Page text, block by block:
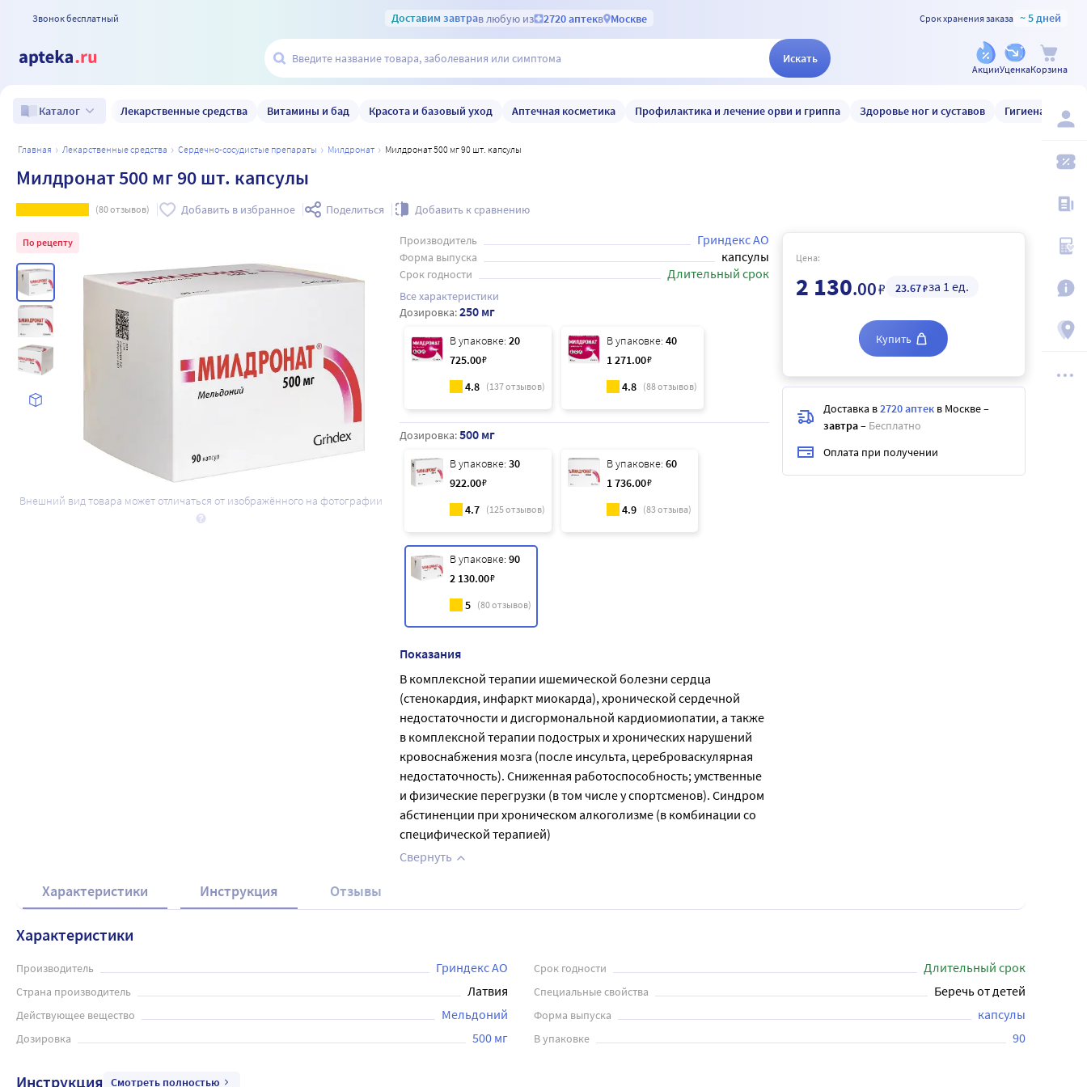
Звонок бесплатный Доставим завтрав любую из 2720 аптекв Москве Срок хранения заказа ~ 5 дней
Искать
АкцииУценкаКорзина
Каталог Лекарственные средства Витамины и бад Красота и базовый уход Аптечная косметика Профилактика и лечение орви и гриппа Здоровье ног и суставов Гигиена и уход
главная лекарственные средства сердечно-сосудистые препараты милдронат Милдронат 500 мг 90 шт. капсулы
Милдронат 500 мг 90 шт. капсулы
(80отзывов) Добавить в избранное Поделиться Добавить к сравнению
По рецепту
Внешний вид товара может отличаться от изображённого на фотографии
Производитель Гриндекс АО
Форма выпуска капсулы
Срок годности Длительный срок
Все характеристики
Дозировка:250 мг
В упаковке: 20
725.00₽
4.8 (137отзывов)
В упаковке: 40
1 271.00₽
4.8 (88отзывов)
Дозировка:500 мг
В упаковке: 30
922.00₽
4.7 (125отзывов)
В упаковке: 60
1 736.00₽
4.9 (83отзыва)
В упаковке: 90
2 130.00₽
5 (80отзывов)
Показания
В комплексной терапии ишемической болезни сердца
(стенокардия, инфаркт миокарда), хронической сердечной
недостаточности и дисгормональной кардиомиопатии, а также
в комплексной терапии подострых и хронических нарушений
кровоснабжения мозга (после инсульта, цереброваскулярная
недостаточность). Сниженная работоспособность; умственные
и физические перегрузки (в том числе у спортсменов). Синдром
абстиненции при хроническом алкоголизме (в комбинации со
специфической терапией)
Свернуть
Цена:
2 130.00₽ 23.67₽за 1 ед.
Купить
Доставка в2720 аптек в Москве–
завтра– Бесплатно
Оплата при получении
Характеристики Инструкция Отзывы
Характеристики
Производитель Гриндекс АО Срок годности Длительный срок
Страна производитель Латвия Специальные свойства Беречь от детей
Действующее вещество Мельдоний Форма выпуска капсулы
Дозировка 500 мг В упаковке 90
Инструкция Смотреть полностью